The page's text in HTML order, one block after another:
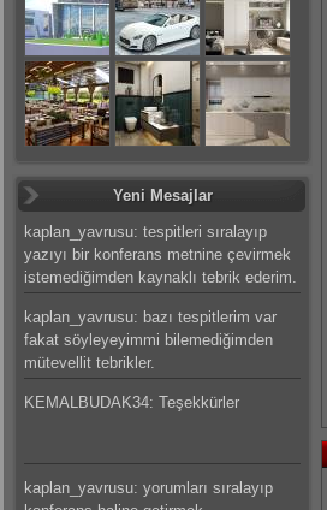
Yeni Mesajlar
kaplan_yavrusu: tespitleri sıralayıp
yazıyı bir konferans metnine çevirmek
istemediğimden kaynaklı tebrik ederim.
kaplan_yavrusu: bazı tespitlerim var
fakat söyleyeyimmi bilemediğimden
mütevellit tebrikler.
KEMALBUDAK34: Teşekkürler
kaplan_yavrusu: yorumları sıralayıp